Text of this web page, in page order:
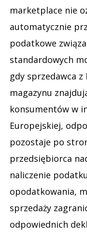
marketplace nie
automatycznie
podatkowe
standardowych
gdy sprzedawca z
magazynu
konsumentów w
Europejskiej,
pozostaje po
przedsiębiorca
naliczenie
opodatkowania,
sprzedaży
odpowiednich